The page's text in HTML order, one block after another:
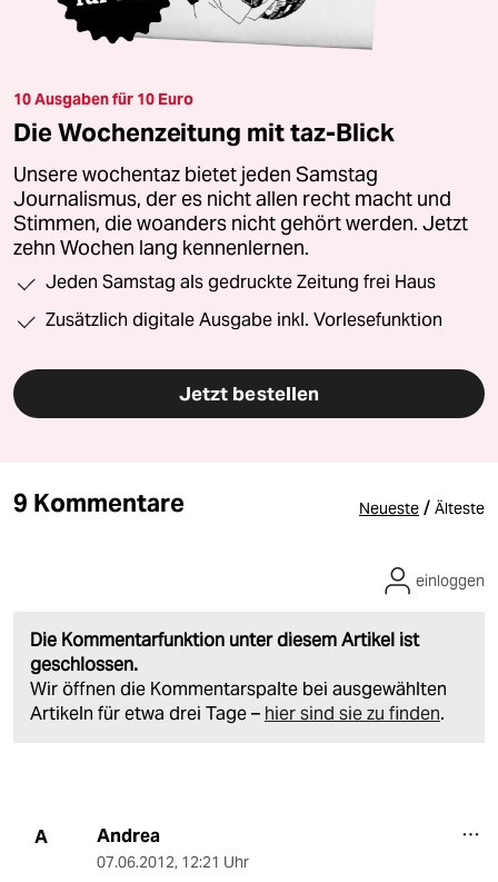
10 Ausgaben für 10 Euro
Die Wochenzeitung mit taz-Blick
Unsere wochentaz bietet jeden Samstag
Journalismus, der es nicht allen recht macht und
Stimmen, die woanders nicht gehört werden. Jetzt
zehn Wochen lang kennenlernen.
Jeden Samstag als gedruckte Zeitung frei Haus
Zusätzlich digitale Ausgabe inkl. Vorlesefunktion
Jetzt bestellen
9 Kommentare Neueste / Älteste
Die Kommentarfunktion unter diesem Artikel ist
geschlossen.
Wir öffnen die Kommentarspalte bei ausgewählten
Artikeln für etwa drei Tage – hier sind sie zu finden.
einloggen
A Andrea
07.06.2012, 12:21 Uhr